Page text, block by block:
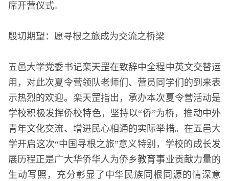
席开营仪式。
殷切期望：愿寻根之旅成为交流之桥梁
五邑大学党委书记栾天罡在致辞中全程中英文交替运
用，对此次夏令营领队老师们、营员同学们的到来表
示热烈的欢迎。栾天罡指出，承办本次夏令营活动是
学校积极发挥侨校特色，坚持以“侨”为桥，推动中外
青年文化交流、增进民心相通的实际举措。在五邑大
学开启这次“中国寻根之旅”意义特别，学校的成长发
展历程正是广大华侨华人为侨乡教育事业贡献力量的
生动写照，充分彰显了中华民族同根同源的情深意